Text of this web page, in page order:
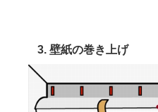
3. 壁紙の巻き上げ